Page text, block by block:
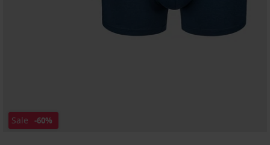
Sale -60%